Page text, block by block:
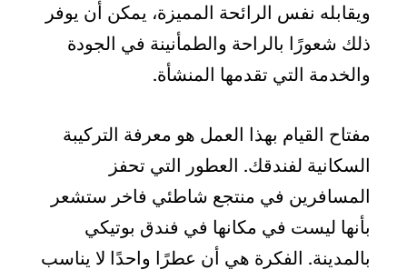
ويقابله نفس الرائحة المميزة، يمكن أن يوفر
ذلك شعورًا بالراحة والطمأنينة في الجودة
والخدمة التي تقدمها المنشأة.
مفتاح القيام بهذا العمل هو معرفة التركيبة
السكانية لفندقك. العطور التي تحفز
المسافرين في منتجع شاطئي فاخر ستشعر
بأنها ليست في مكانها في فندق بوتيكي
بالمدينة. الفكرة هي أن عطرًا واحدًا لا يناسب